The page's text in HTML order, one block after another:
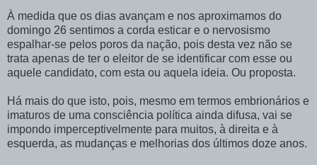
À medida que os dias avançam e nos aproximamos do
domingo 26 sentimos a corda esticar e o nervosismo
espalhar-se pelos poros da nação, pois desta vez não se
trata apenas de ter o eleitor de se identificar com esse ou
aquele candidato, com esta ou aquela ideia. Ou proposta.
Há mais do que isto, pois, mesmo em termos embrionários e
imaturos de uma consciência política ainda difusa, vai se
impondo imperceptivelmente para muitos, à direita e à
esquerda, as mudanças e melhorias dos últimos doze anos.